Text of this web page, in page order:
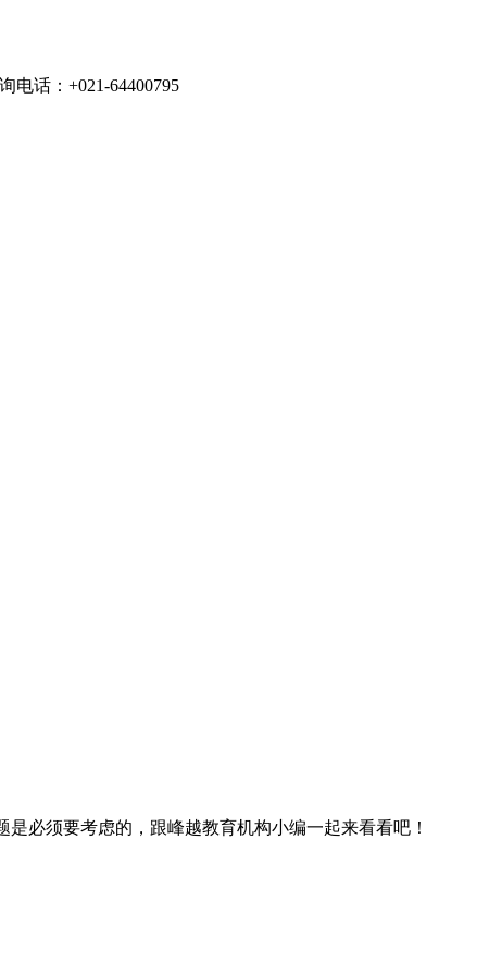
话：+021-64400795
须要考虑的，跟峰越教育机构小编一起来看看吧！